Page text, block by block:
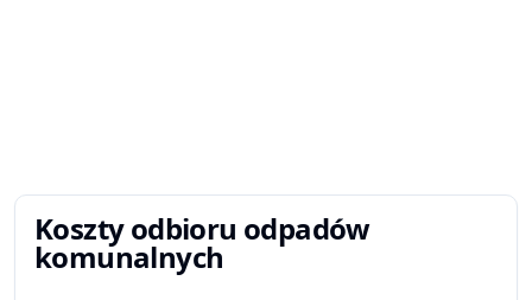
Koszty odbioru odpadów
komunalnych